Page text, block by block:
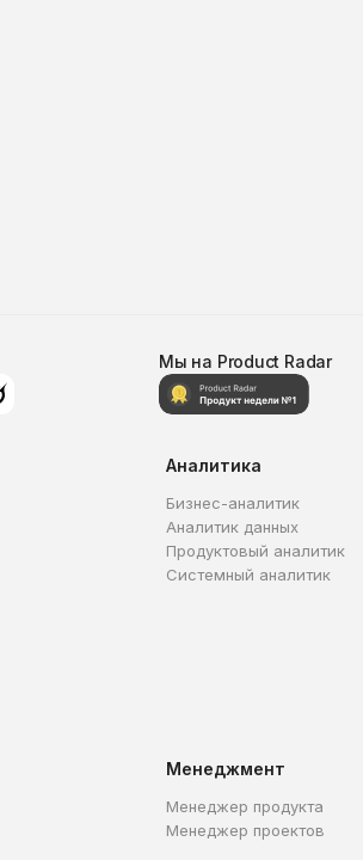
Мы на Product Radar
Аналитика
Бизнес-аналитик
Аналитик данных
Продуктовый аналитик
Системный аналитик
Менеджмент
Менеджер продукта
Менеджер проектов